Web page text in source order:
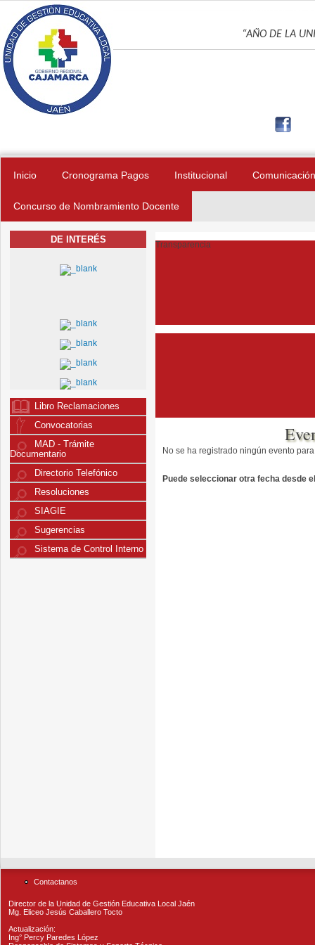
Pasar al contenido principal
“AÑO DE LA
Inicio Cronograma Pagos Institucional Comunicación
Concurso de Nombramiento Docente
DE INTERÉS
Libro Reclamaciones
Convocatorias
MAD - Trámite
Documentario
Directorio Telefónico
Resoluciones
SIAGIE
Sugerencias
Sistema de Control Interno
Transparencia
No se ha registrado ningún evento
Puede seleccionar otra fecha desde
Contactanos
Director de la Unidad de Gestión Educativa Local Jaén
Mg. Eliceo Jesús Caballero Tocto
Actualización:
Ing° Percy Paredes López